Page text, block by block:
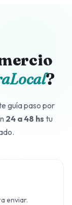
?
guía paso por
24 a 48 hs tu
enviar.